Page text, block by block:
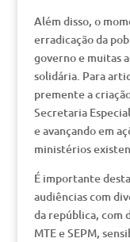
Além disso, o
erradicação da
governo e muitas
solidária. Para
premente a
Secretaria
e avançando em
ministérios
É importante
audiências com
da república, com
MTE e SEPM,